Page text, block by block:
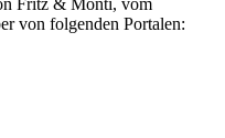
Fritz & Monti, vom
von folgenden Portalen: